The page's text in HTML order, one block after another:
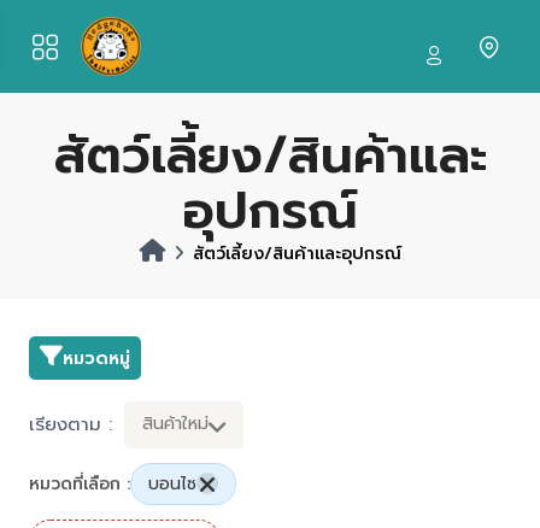
สัตว์เลี้ยง/สินค้าและ
อุปกรณ์
สัตว์เลี้ยง/สินค้าและอุปกรณ์
หมวดหมู่
เรียงตาม : สินค้าใหม่
หมวดที่เลือก : บอนไซ